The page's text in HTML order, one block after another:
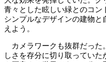
青々とした眩しい緑とのコン
シンプルなデザインの建物
えよう。
カメラワークも抜群だった
しさを存分に切り取ってい